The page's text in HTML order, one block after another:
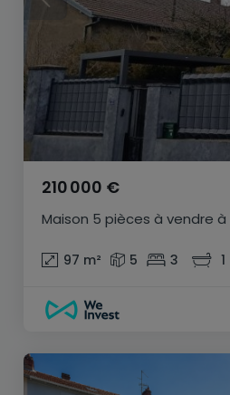
Maison 5 pièces à vendre à
210 000 €
97 m² 5 3 1